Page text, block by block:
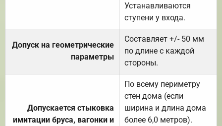
Устанавливаются
ступени у входа.
Допуск на геометрические
параметры
Составляет +/- 50 мм
по длине с каждой
стороны.
Допускается стыковка
имитации бруса, вагонки и
По всему периметру
стен дома (если
ширина и длина дома
более 6,0 метров).